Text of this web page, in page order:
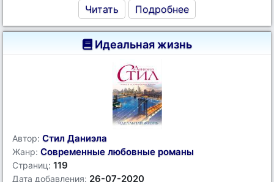
Читать Подробнее
Идеальная жизнь
Автор: Стил Даниэла
Жанр: Современные любовные романы
Страниц: 119
Дата добавления: 26-07-2020